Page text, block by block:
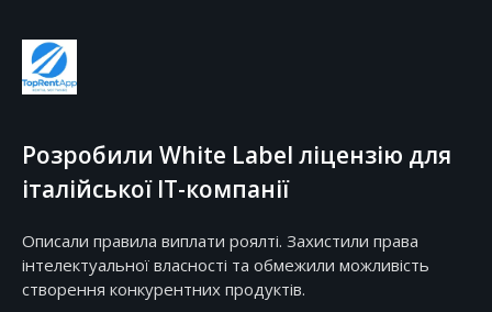
Розробили White Label ліцензію для
італійської ІТ-компанії
Описали правила виплати роялті. Захистили права
інтелектуальної власності та обмежили можливість
створення конкурентних продуктів.